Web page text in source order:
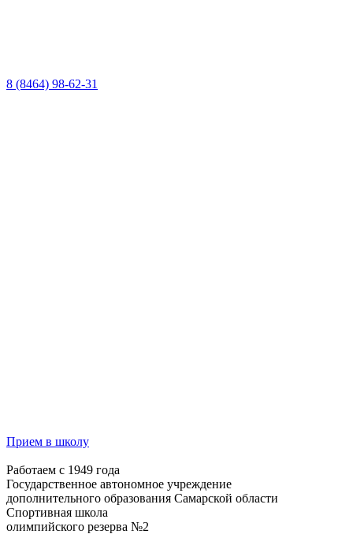
8 (8464) 98-62-31
Прием в школу
Работаем с 1949 года
Государственное автономное учреждение
дополнительного образования Самарской области
Спортивная школа
олимпийского резерва №2